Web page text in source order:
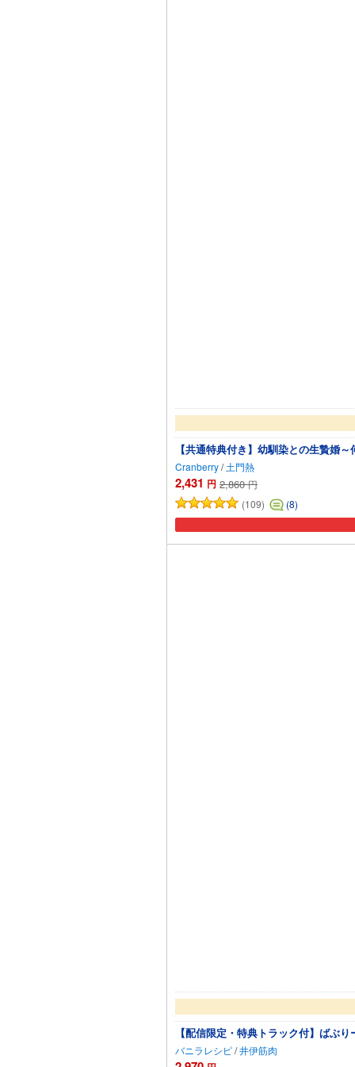
【共通特典付き】幼馴染との生贄婚
Cranberry/土門熱
2,431 円 2,860 円
(109)
(8)
【配信限定・特典トラック付】ばぶ
バニラレシピ/井伊筋肉